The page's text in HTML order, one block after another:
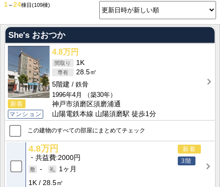
1～24棟目 (109棟)
She's おおつか
新着
マンション
4.8万円
1K
28.5㎡
5階建
鉄骨
1996年4月
（築30年）
神戸市須磨区須磨浦通
山陽電鉄本線 山陽須磨駅 徒歩1分
この建物のすべての部屋にまとめてチェック
新着
3階
4.8万円
共益費 2000円
-
1ヶ月
1K
28.5㎡